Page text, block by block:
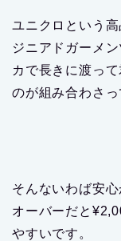
ユニクロという
ジニアドガーメ
カで長きに渡っ
のが組み合わさっ
そんないわば安
オーバーだと
やすいです。